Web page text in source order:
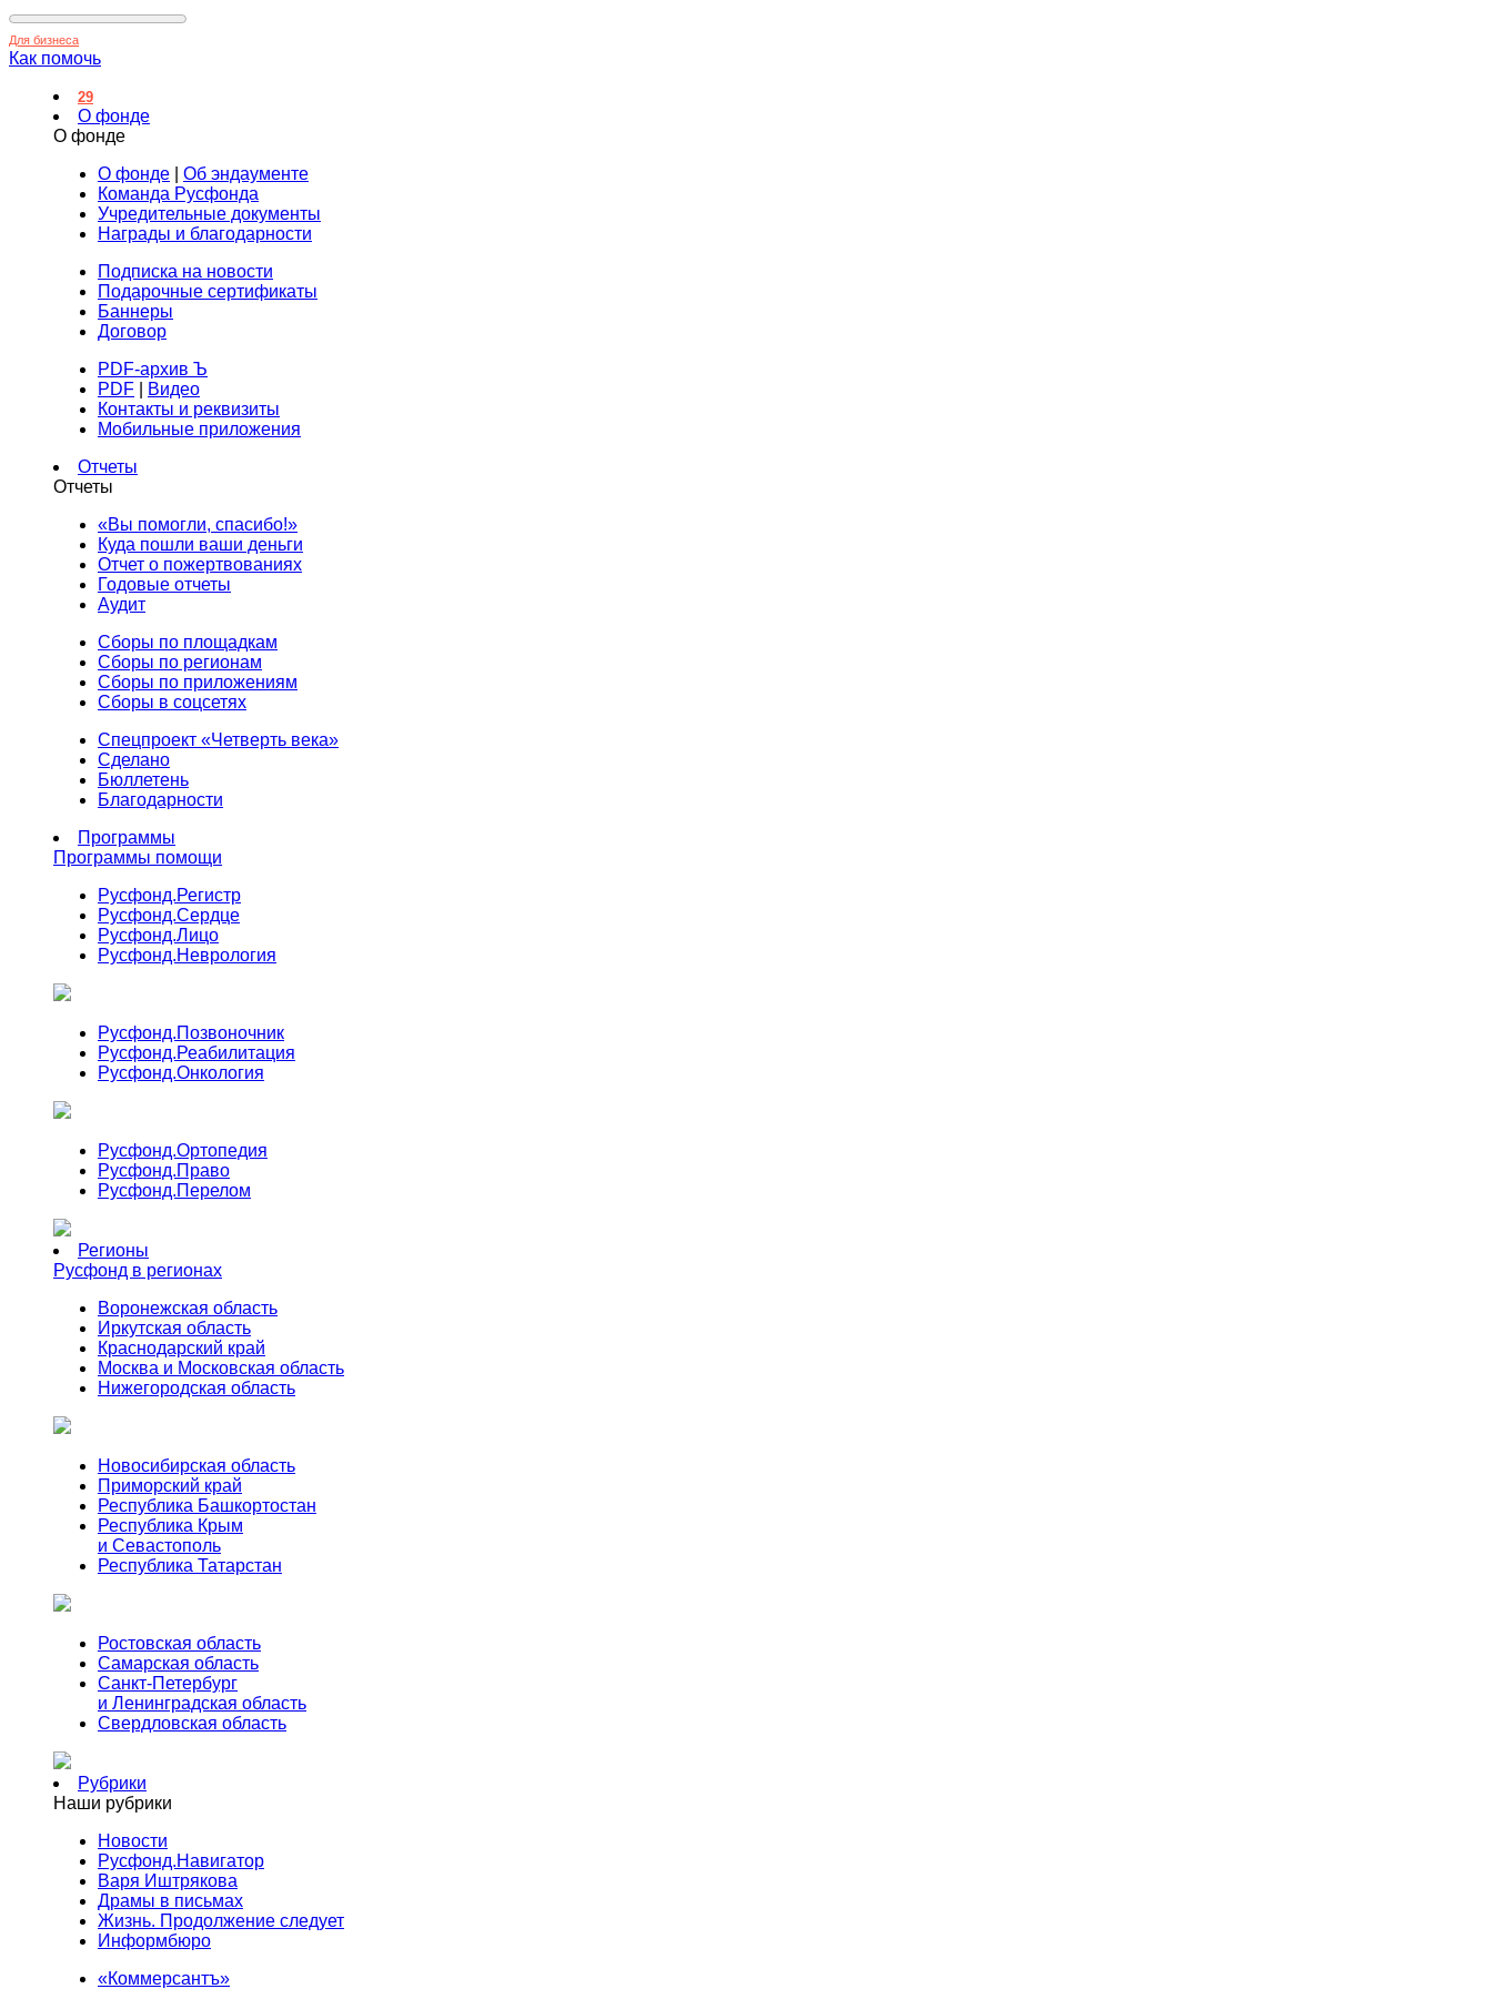
Для бизнеса
Как помочь
29
О фонде
О фонде
О фонде
Об эндаументе
Команда Русфонда
Учредительные документы
Награды и благодарности
Подписка на новости
Подарочные сертификаты
Баннеры
Договор
PDF-архив Ъ
PDF
Видео
Контакты и реквизиты
Мобильные приложения
Отчеты
Отчеты
«Вы помогли, спасибо!»
Куда пошли ваши деньги
Отчет о пожертвованиях
Годовые отчеты
Аудит
Сборы по площадкам
Сборы по регионам
Сборы по приложениям
Сборы в соцсетях
Спецпроект «Четверть века»
Сделано
Бюллетень
Благодарности
Программы
Программы помощи
Русфонд.Регистр
Русфонд.Сердце
Русфонд.Лицо
Русфонд.Неврология
Русфонд.Позвоночник
Русфонд.Реабилитация
Русфонд.Онкология
Русфонд.Ортопедия
Русфонд.Право
Русфонд.Перелом
Регионы
Русфонд в регионах
Воронежская область
Иркутская область
Краснодарский край
Москва и Московская область
Нижегородская область
Новосибирская область
Приморский край
Республика Башкортостан
Республика Крым
и Севастополь
Республика Татарстан
Ростовская область
Самарская область
Санкт-Петербург
и Ленинградская область
Свердловская область
Рубрики
Наши рубрики
Новости
Русфонд.Навигатор
Варя Иштрякова
Драмы в письмах
Жизнь. Продолжение следует
Информбюро
«Коммерсантъ»